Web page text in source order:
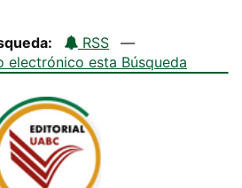
RSS
—
electrónico esta Búsqueda